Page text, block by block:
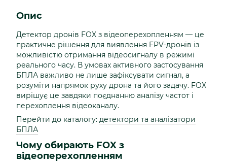
Опис
Детектор дронів FOX з відеоперехопленням — це
практичне рішення для виявлення FPV-дронів із
можливістю отримання відеосигналу в режимі
реального часу. В умовах активного застосування
БПЛА важливо не лише зафіксувати сигнал, а
розуміти напрямок руху дрона та його задачу. FOX
вирішує це завдяки поєднанню аналізу частот і
перехоплення відеоканалу.
Перейти до каталогу: детектори та аналізатори
БПЛА
Чому обирають FOX з
відеоперехопленням